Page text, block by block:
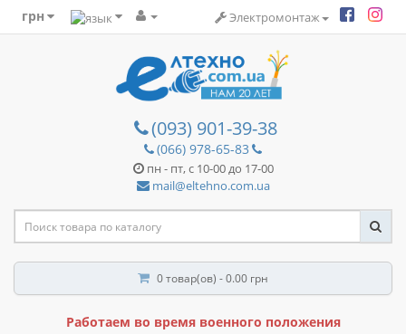
грн Электромонтаж
(093) 901-39-38
(066) 978-65-83
пн - пт, с 10-00 до 17-00
mail@eltehno.com.ua
0 товар(ов) - 0.00 грн
Работаем во время военного положения